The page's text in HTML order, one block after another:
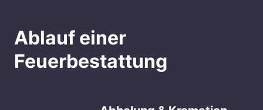
Ablauf einer
Feuerbestattung